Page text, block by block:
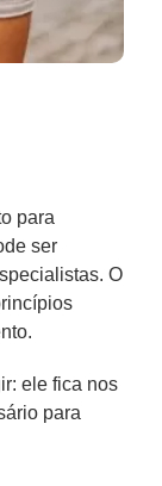
para
ser
O
ele fica nos
para